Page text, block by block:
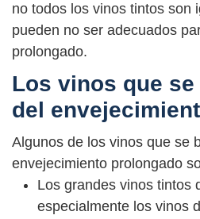
no todos los vinos tintos son
pueden no ser adecuados
prolongado.
Los vinos que
del
Algunos de los vinos que se
envejecimiento prolongado
Los grandes vinos tintos
especialmente los vinos